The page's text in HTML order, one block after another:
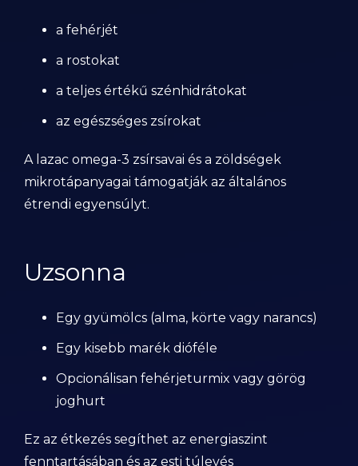
a fehérjét
a rostokat
a teljes értékű szénhidrátokat
az egészséges zsírokat
A lazac omega-3 zsírsavai és a zöldségek
mikrotápanyagai támogatják az általános
étrendi egyensúlyt.
Uzsonna
Egy gyümölcs (alma, körte vagy narancs)
Egy kisebb marék dióféle
Opcionálisan fehérjeturmix vagy görög
joghurt
Ez az étkezés segíthet az energiaszint
fenntartásában és az esti túlevés